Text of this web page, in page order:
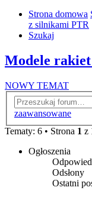
Strona domowa
z silnikami PTR
Szukaj
Modele
NOWY TEMAT
zaawansowane
Tematy: 6 • Strona 1 z
Ogłoszenia
Odsłony
Ostatni